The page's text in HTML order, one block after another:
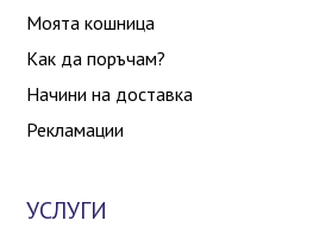
Моята кошница
Как да поръчам?
Начини на доставка
Рекламации
УСЛУГИ